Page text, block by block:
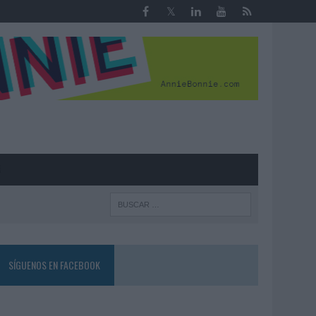
SÍGUENOS EN FACEBOOK